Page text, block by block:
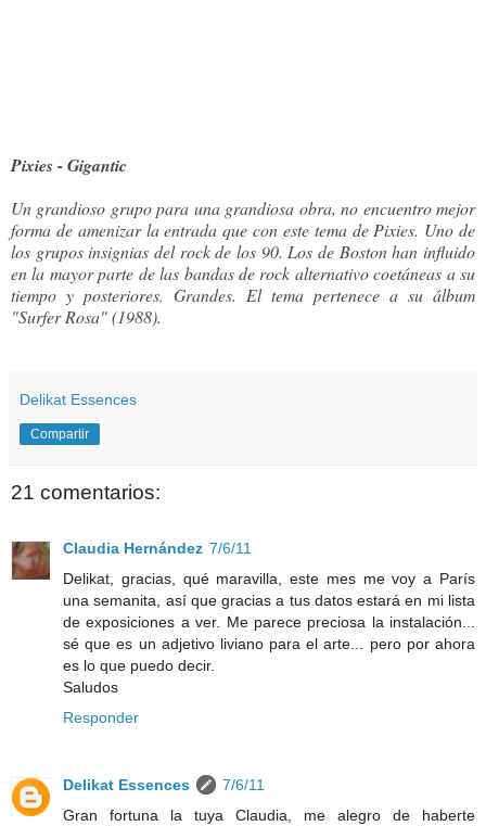
Pixies - Gigantic
Un grandioso grupo para una grandiosa obra, no encuentro mejor
forma de amenizar la entrada que con este tema de Pixies. Uno de
los grupos insignias del rock de los 90. Los de Boston han influido
en la mayor parte de las bandas de rock alternativo coetáneas a su
tiempo y posteriores. Grandes. El tema pertenece a su álbum
"Surfer Rosa" (1988).
Delikat Essences
Compartir
21 comentarios:
Claudia Hernández 7/6/11
Delikat, gracias, qué maravilla, este mes me voy a París
una semanita, así que gracias a tus datos estará en mi lista
de exposiciones a ver. Me parece preciosa la instalación...
sé que es un adjetivo liviano para el arte... pero por ahora
es lo que puedo decir.
Saludos
Responder
Delikat Essences
7/6/11
Gran fortuna la tuya Claudia, me alegro de haberte